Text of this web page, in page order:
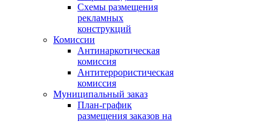
Схемы размещения
рекламных
конструкций
Комиссии
Антинаркотическая
комиссия
Антитеррористическая
комиссия
Муниципальный заказ
План-график
размещения заказов на